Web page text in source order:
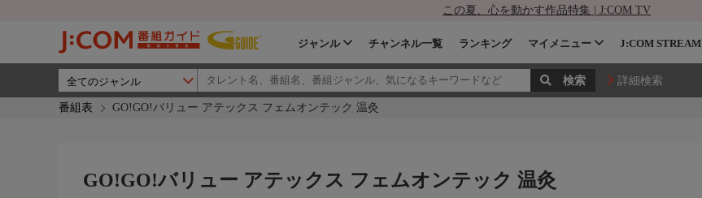
この夏、心を動かす作品特集 | J:COM TV
ジャンル チャンネル一覧 ランキング マイメニュー J:COM STREAM
詳細検索
番組表 GO!GO!バリュー アテックス フェムオンテック 温灸
GO!GO!バリュー アテックス フェムオンテック 温灸